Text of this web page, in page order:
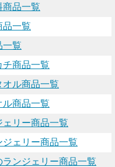
商品一覧
品一覧
一覧
チ商品一覧
ル商品一覧
商品一覧
ェリー商品一覧
ェリー商品一覧
ンジェリー商品一覧